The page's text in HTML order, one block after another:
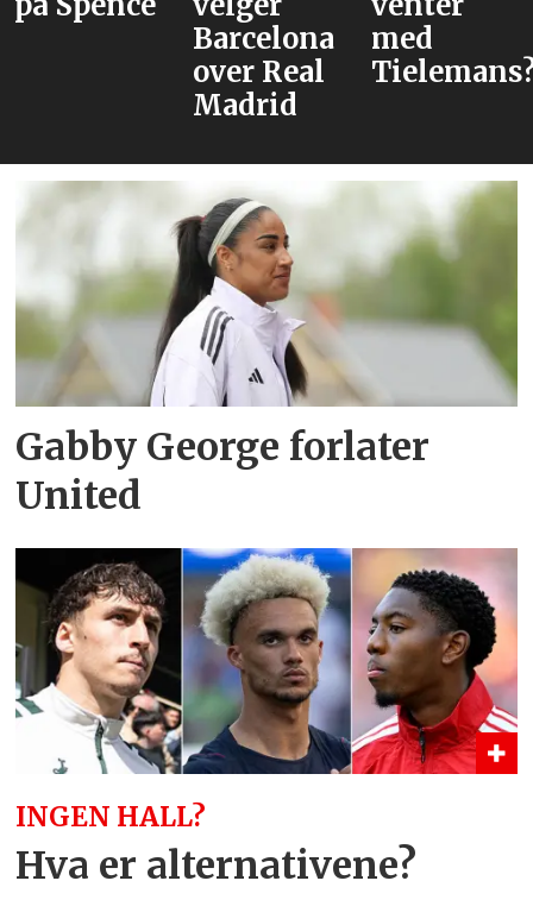
Barcelona
over Real
Madrid
med
Gabby George forlater
United
INGEN HALL?
Hva er alternativene?